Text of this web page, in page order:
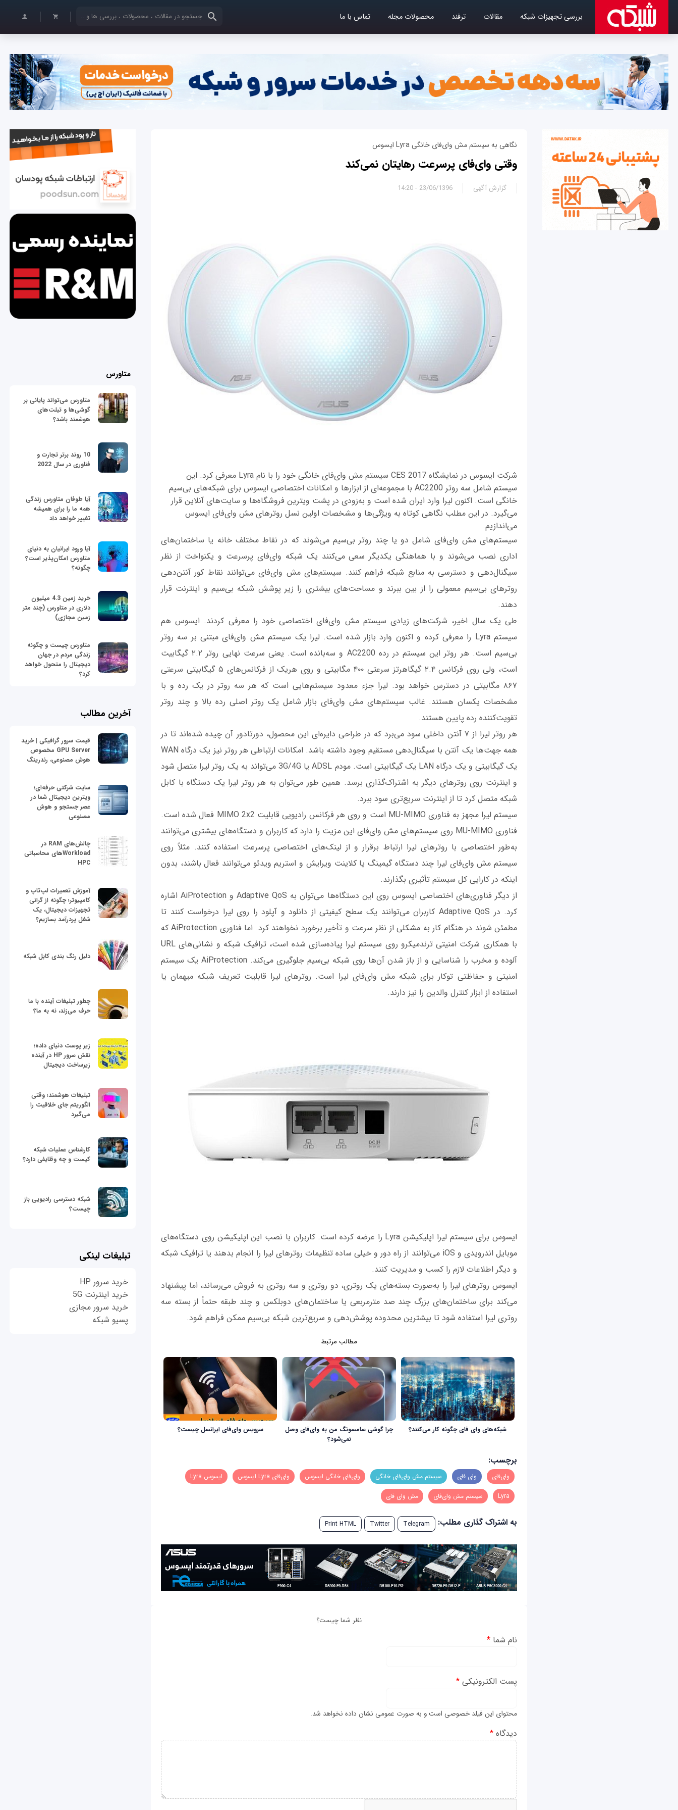
بررسی تجهیزات شبکه مقالات ترفند محصولات مجله تماس با ما کلمات کلیدی خود را وارد کنید
نگاهی به سیستم مش وای‌فای خانگی Lyra ایسوس
وقتی وای‌فای پرسرعت رهایتان نمی‌کند
23/06/1396 - 14:20 گزارش آگهی
شرکت ایسوس در نمایشگاه CES 2017 سیستم مش وای‌فای خانگی خود را با نام Lyra معرفی کرد. این
سیستم شامل سه روتر AC2200 با مجموعه‌ای از ابزارها و امکانات اختصاصی ایسوس برای شبکه‌های بی‌سیم
خانگی است. اکنون لیرا وارد ایران شده است و به‌زودی در پشت ویترین فروشگاه‌ها و سایت‌های آنلاین قرار
می‌گیرد. در این مطلب نگاهی کوتاه به ویژگی‌ها و مشخصات اولین نسل روترهای مش‌ وای‌فای ایسوس
می‌اندازیم.
سیستم‌های مش وای‌فای شامل دو یا چند روتر بی‌سیم می‌شوند که در نقاط مختلف خانه یا ساختمان‌های
اداری نصب می‌شوند و با هماهنگی یکدیگر سعی می‌کنند یک شبکه وای‌فای پرسرعت و یکنواخت از نظر
سیگنال‌دهی و دسترسی به منابع شبکه فراهم کنند. سیستم‌های مش‌ وای‌فای می‌توانند نقاط کور آنتن‌دهی
روترهای بی‌سیم معمولی را از بین ببرند و مساحت‌های بیشتری را زیر پوشش شبکه بی‌سیم و اینترنت قرار
دهند.
طی یک سال اخیر، شرکت‌های زیادی سیستم مش وای‌فای اختصاصی خود را معرفی کردند. ایسوس هم
سیستم Lyra را معرفی کرده و اکنون وارد بازار شده است. لیرا یک سیستم مش وای‌فای مبتنی بر سه روتر
بی‌سیم است. هر روتر این سیستم در رده AC2200 و سه‌بانده است. یعنی سرعت نهایی روتر ۲.۲ گیگابیت
است، ولی روی فرکانس ۲.۴ گیگاهرتز سرعتی ۴۰۰ مگابیتی و روی هریک از فرکانس‌های ۵ گیگابیتی سرعتی
۸۶۷ مگابیتی در دسترس خواهد بود. لیرا جزء معدود سیستم‌هایی است که هر سه روتر در یک رده و با
مشخصات یکسان هستند. غالب سیستم‌های مش وای‌فای بازار شامل یک روتر اصلی رده بالا و چند روتر
تقویت‌کننده رده پایین هستند.
هر روتر لیرا از ۷ آنتن داخلی سود می‌برد که در طراحی دایره‌ای این محصول، دورتادور آن چیده شده‌اند تا در
همه جهت‌ها یک آنتن با سیگنال‌دهی مستقیم وجود داشته باشد. امکانات ارتباطی هر روتر نیز یک درگاه WAN
یک گیگابیتی و یک درگاه LAN یک گیگابیتی است. مودم ADSL یا 3G/4G می‌تواند به یک روتر لیرا متصل شود
و اینترنت روی روترهای دیگر به اشتراک‌گذاری برسد. همین ‌طور می‌توان به هر روتر لیرا یک دستگاه با کابل
شبکه متصل کرد تا از اینترنت سریع‌تری سود ببرد.
سیستم لیرا مجهز به فناوری MU-MIMO است و روی هر فرکانس رادیویی قابلیت MIMO 2x2 فعال شده است.
فناوری MU-MIMO روی سیستم‌های مش وای‌فای این مزیت را دارد که کاربران و دستگاه‌های بیشتری می‌توانند
به‌طور اختصاصی با روترهای لیرا ارتباط برقرار و از لینک‌های اختصاصی پرسرعت استفاده کنند. مثلاً روی
سیستم مش وای‌فای لیرا چند دستگاه گیمینگ یا کلاینت ویرایش و استریم ویدئو می‌توانند فعال باشند، بدون
اینکه در کارایی کل سیستم تأثیری بگذارند.
از دیگر فناوری‌های اختصاصی ایسوس روی این دستگاه‌ها می‌توان به Adaptive QoS و AiProtection اشاره
کرد. در Adaptive QoS کاربران می‌توانند یک سطح کیفیتی از دانلود و آپلود را روی لیرا درخواست کنند تا
مطمئن شوند در هنگام کار به مشکلی از نظر سرعت و تأخیر برخورد نخواهند کرد. اما فناوری AiProtection که
با همکاری شرکت امنیتی ترندمیکرو روی سیستم لیرا پیاده‌سازی شده است، ترافیک شبکه و نشانی‌های URL
آلوده و مخرب را شناسایی و از باز شدن آن‌ها روی شبکه بی‌سیم جلوگیری می‌کند. AiProtection یک سیستم
امنیتی و حفاظتی توکار برای شبکه مش وای‌فای لیرا است. روترهای لیرا قابلیت تعریف شبکه میهمان یا
استفاده از ابزار کنترل والدین را نیز دارند.
ایسوس برای سیستم لیرا اپلیکیشن Lyra را عرضه کرده است. کاربران با نصب این اپلیکیشن روی دستگاه‌های
موبایل اندرویدی و iOS می‌توانند از راه دور و خیلی ساده تنظیمات روترهای لیرا را انجام بدهند یا ترافیک شبکه
و دیگر اطلاعات لازم را کسب و مدیریت کنند.
ایسوس روترهای لیرا را به‌صورت بسته‌های یک روتری، دو روتری و سه روتری به فروش می‌رساند، اما پیشنهاد
می‌کند برای ساختمان‌های بزرگ چند صد مترمربعی یا ساختمان‌های دوبلکس و چند طبقه حتماً از بسته سه
روتری لیرا استفاده شود تا بیشترین محدوده پوشش‌دهی و سریع‌ترین شبکه بی‌سیم ممکن فراهم شود.
مطالب مرتبط
شبکه‌های وای فای چگونه کار می‌کنند؟
چرا گوشی سامسونگ من به وای‌فای وصل
نمی‌شود؟
سرویس وای‌فای ایرانسل چیست؟
برچسب:
وای‌فای وای فای سیستم مش وای‌فای خانگی وای‌فای خانگی ایسوس وای‌فای Lyra ایسوس ایسوس Lyra
Lyra سیستم مش وای‌فای مش وای فای
به اشتراک گذاری مطلب: Telegram
Twitter
Print HTML
نظر شما چیست؟
نام شما *
پست الکترونیکی *
محتوای این فیلد خصوصی است و به صورت عمومی نشان داده نخواهد شد.
دیدگاه *
متاورس
متاورس می‌تواند پایانی بر
گوشی‌ها و تبلت‌های
هوشمند باشد؟
10 روند برتر تجارت و
فناوری در سال 2022
آیا طوفان متاورس زندگی
همه ما را برای همیشه
تغییر خواهد داد
آیا ورود ایرانیان به دنیای
متاورس امکان‌پذیر است؟
چگونه؟
خرید زمین 4.3 میلیون
دلاری در متاورس (چند متر
زمین مجازی)
متاورس چیست و چگونه
زندگی مردم در جهان
دیجیتال را متحول خواهد
کرد؟
آخرین مطالب
قیمت سرور گرافیکی | خرید
GPU Server مخصوص
هوش مصنوعی، رندرینگ
سایت شرکتی حرفه‌ای؛
ویترین دیجیتال شما در
عصر جستجو و هوش
مصنوعی
چالش‌های RAM در
Workloadهای محاسباتی
HPC
آموزش تعمیرات لپ‌تاپ و
کامپیوتر؛ چگونه از گرانی
تجهیزات دیجیتال، یک
شغل پردرآمد بسازیم؟
دلیل رنگ بندی کابل شبکه
چطور تبلیغات آینده با ما
حرف می‌زند، نه به ما؟
زیر پوست دنیای داده؛
نقش سرور HP در آینده
زیرساخت دیجیتال
تبلیغات هوشمند؛ وقتی
الگوریتم جای خلاقیت را
می‌گیرد
کارشناس عملیات شبکه
کیست و چه وظایفی دارد؟
شبکه دسترسی رادیویی باز
چیست؟
تبلیغات لینکی
خرید سرور HP
خرید اینترنت 5G
خرید سرور مجازی
پسیو شبکه